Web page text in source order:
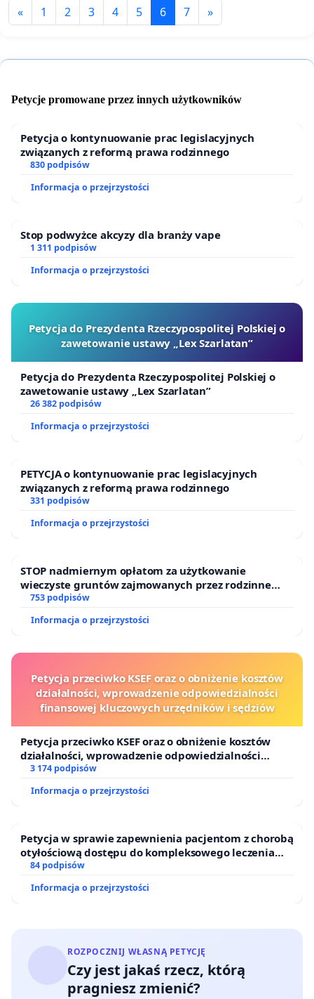
« 1 2 3 4 5 6 7 »
Petycje promowane przez innych użytkowników
Petycja o kontynuowanie prac legislacyjnych
związanych z reformą prawa rodzinnego
830 podpisów
Informacja o przejrzystości
Stop podwyżce akcyzy dla branży vape
1 311 podpisów
Informacja o przejrzystości
Petycja do Prezydenta Rzeczypospolitej Polskiej o
zawetowanie ustawy „Lex Szarlatan”
Petycja do Prezydenta Rzeczypospolitej Polskiej o
zawetowanie ustawy „Lex Szarlatan”
26 382 podpisów
Informacja o przejrzystości
PETYCJA o kontynuowanie prac legislacyjnych
związanych z reformą prawa rodzinnego
331 podpisów
Informacja o przejrzystości
STOP nadmiernym opłatom za użytkowanie
wieczyste gruntów zajmowanych przez rodzinne
ogrody działkowe.
753 podpisów
Informacja o przejrzystości
Petycja przeciwko KSEF oraz o obniżenie kosztów
działalności, wprowadzenie odpowiedzialności
finansowej kluczowych urzędników i sędziów
Petycja przeciwko KSEF oraz o obniżenie kosztów
działalności, wprowadzenie odpowiedzialności
finansowej kluczowych urzędników i sędziów
3 174 podpisów
Informacja o przejrzystości
Petycja w sprawie zapewnienia pacjentom z chorobą
otyłościową dostępu do kompleksowego leczenia
oraz programów profilaktycznych.
84 podpisów
Informacja o przejrzystości
ROZPOCZNIJ WŁASNĄ PETYCJĘ
Czy jest jakaś rzecz, którą
pragniesz zmienić?